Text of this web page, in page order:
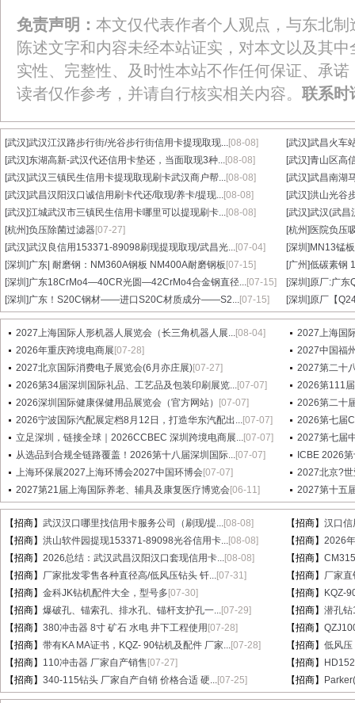
免责声明： 本文仅代表作者个人观点，与东北
陈述文字和内容未经本站证实，对本文以及其
实性、完整性、及时性本站不作任何保证、承
读者仅作参考，并请自行核实相关内容。 联系时
[武汉]武汉江汉路步行街/光谷步行街信用卡提现取现...[08-08] [武汉]武昌火车
[武汉]东湖高新-武汉代还信用卡垫还，当面取现3种...[08-08] [武汉]青山区高
[武汉]武汉三镇民生信用卡提现取现刷卡武汉商户帮...[08-08] [武汉]武昌南湖
[武汉]武昌汉阳汉口诚信用刷卡代还/取现/养卡/提现...[08-08] [武汉]洪山光谷
[武汉]江城武汉市三镇民生信用卡哪里可以提现刷卡...[08-08] [武汉]武汉(武昌
[杭州]负压除菌过滤器[07-27] [杭州] 医院负压
[武汉]武汉良信用153371-89098刷现提现取现/武昌光...[07-04] [深圳] MN13锰
[深圳]广东| 耐磨钢：NM360A钢板 NM400A耐磨钢板 [07-15] [广州]低碳素钢
[深圳]广东18CrMo4—40CR光圆—42CrMo4合金钢直径...[07-15] [深圳]原厂:广东
[深圳]广东！S20C钢材——进口S20C材质成分——S2...[07-15] [深圳]原厂【
2027上海国际人形机器人展览会（长三角机器人展...[08-04]
2027上海国
2026年重庆跨境电商展 [07-28]
2027中国福
2027北京国际消费电子展览会(6月亦庄展)[07-27]
2027第二十
2026第34届深圳国际礼品、工艺品及包装印刷展览...[07-07]
2026第111
2026深圳国际健康保健用品展览会（官方网站）
[07-07]
2026第二十
2026宁波国际汽配展定档8月12日，打造华东汽配出...[07-07]
2026第七届
立足深圳，链接全球｜2026CCBEC 深圳跨境电商展...[07-07]
2027第七届
从选品到合规全链路覆盖！2026第十八届深圳国际...[07-07]
ICBE 2026
上海环保展2027上海环博会2027中国环博会[07-07]
2027北京?世
2027第21届上海国际养老、辅具及康复医疗博览会[06-11] 2027第十五
【招商】 武汉汉口哪里找信用卡服务公司（刷现/提...[08-08] 【招商】 汉口信
【招商】 洪山软件园提现153371-89098光谷信用卡...[08-08] 【招商】 2026
【招商】 2026总结：武汉武昌汉阳汉口套现信用卡...[08-08] 【招商】
【招商】 厂家批发零售各种直径高/低风压钻头 钎...[07-31] 【招商】 厂家
【招商】 金科JK钻机配件大全，型号多 [07-30] 【招商】
KQZ-
【招商】 爆破孔、锚索孔、排水孔、锚杆支护孔一...[07-29] 【招商】 潜孔钻
【招商】 380冲击器 8寸 矿石 水电 井下工程使用 [07-28] 【招商】
【招商】 带有KA MA证书，KQZ- 90钻机及配件 厂家...[07-28] 【招商】 低风压
【招商】 110冲击器 厂家自产销售 [07-27] 【招商】
【招商】 340-115钻头 厂家自产自销 价格合适 硬...[07-25] 【招商】